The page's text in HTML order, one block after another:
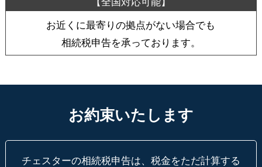
お近くに最寄りの拠点がない場合でも
相続税申告を承っております。
お約束いたします
チェスターの相続税申告は、税金をただ計算する